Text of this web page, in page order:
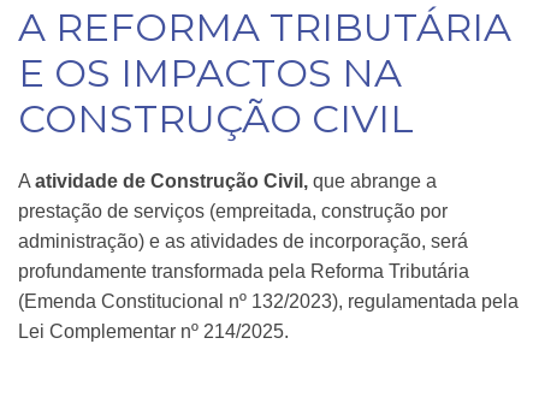
A REFORMA TRIBUTÁRIA
E OS IMPACTOS NA
CONSTRUÇÃO CIVIL
A atividade de Construção Civil, que abrange a
prestação de serviços (empreitada, construção por
administração) e as atividades de incorporação, será
profundamente transformada pela Reforma Tributária
(Emenda Constitucional nº 132/2023), regulamentada pela
Lei Complementar nº 214/2025.